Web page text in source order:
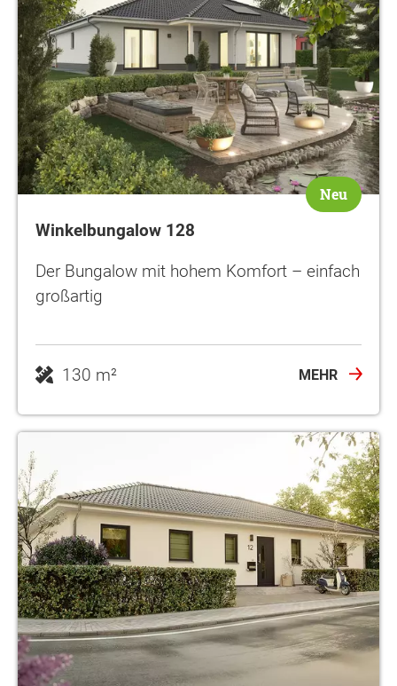
Neu
Winkelbungalow 128
Der Bungalow mit hohem Komfort – einfach
großartig
130 m² MEHR